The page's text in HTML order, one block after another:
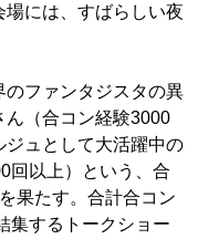
には、すばらしい夜
のファンタジスタの異
ん（合コン経験3000
ジュとして大活躍中の
回以上）という、合
果たす。合計合コン
集するトークショー